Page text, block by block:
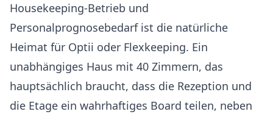
Housekeeping-Betrieb und
Personalprognosebedarf ist die natürliche
Heimat für Optii oder Flexkeeping. Ein
unabhängiges Haus mit 40 Zimmern, das
hauptsächlich braucht, dass die Rezeption und
die Etage ein wahrhaftiges Board teilen, neben